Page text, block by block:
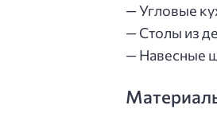
— Угловые
— Столы из
— Навесные